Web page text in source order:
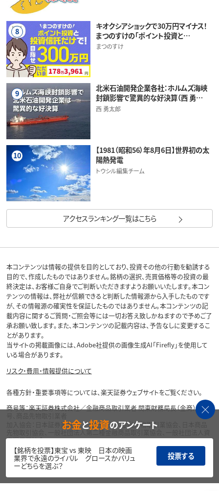
8
キオクシアショックで30万円マイナス！
まつのすけの「ポイント投資と…
まつのすけ
9
北米石油開発企業各社：ホルムズ海峡
封鎖影響で驚異的な好決算（西 勇…
西 勇太郎
10
【1981（昭和56）年8月6日】世界初の太
陽熱発電
トウシル編集チーム
アクセスランキング一覧はこちら
本コンテンツは情報の提供を目的としており、投資その他の行動を勧誘する
目的で、作成したものではありません。銘柄の選択、売買価格等の投資の最
終決定は、お客様ご自身でご判断いただきますようお願いいたします。本コン
テンツの情報は、弊社が信頼できると判断した情報源から入手したものです
が、その情報源の確実性を保証したものではありません。本コンテンツの記
載内容に関するご質問・ご照会等には一切お答え致しかねますので予めご了
承お願い致します。また、本コンテンツの記載内容は、予告なしに変更するこ
とがあります。
当サイトの掲載画像には、Adobe社提供の画像生成AI「Firefly」を使用して
いる場合があります。
リスク・費用・情報提供について
各種方針・重要事項等については、楽天証券ウェブサイトをご覧ください。
商号等：楽天証券株式会社／金融商品取引業者 関東財務局長（金商）第195
加入協会：日本証券業協会、一般社団法人金融先物取引業協会、日本商品
先物取引協会、一般社団法人第二種金融商品取引業協会、一般社団法人資
産運用業協会
Copyright©
1999-2026 Rakuten Securities, Inc. All
お金と投資のアンケート
【銘柄を投票】東宝 vs 東映 日本の映画
業界で永遠のライバル グロースかバリュ
ーどちらを選ぶ？
投票する